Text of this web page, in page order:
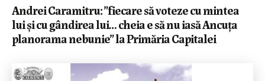
Andrei Caramitru: ”fiecare să voteze cu mintea
lui și cu gândirea lui… cheia e să nu iasă Ancuța
planorama nebunie” la Primăria Capitalei